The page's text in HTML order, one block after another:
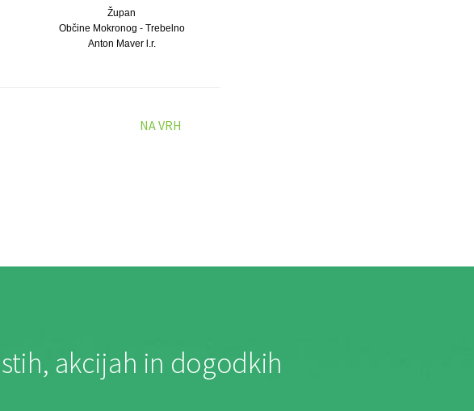
Župan
Občine Mokronog - Trebelno
Anton Maver l.r.
NA VRH
akcijah in dogodkih